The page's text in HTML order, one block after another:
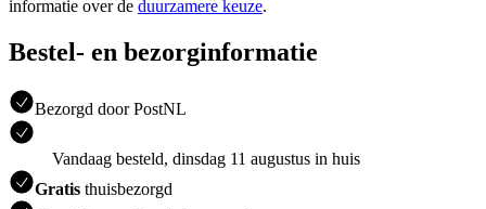
informatie over de duurzamere keuze.
Bestel- en bezorginformatie
Bezorgd door PostNL
Vandaag besteld, dinsdag 11 augustus in huis
Gratis thuisbezorgd